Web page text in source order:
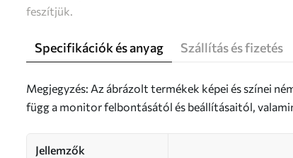
feszítjük.
Specifikációk és anyag Szállítás és fizetés
Megjegyzés: Az ábrázolt termékek képei és színei
függ a monitor felbontásától és beállításaitól,
Jellemzők